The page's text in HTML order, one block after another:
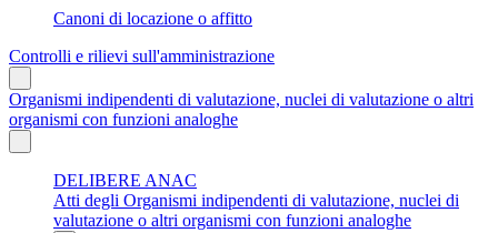
Canoni di locazione o affitto
Controlli e rilievi sull'amministrazione
Organismi indipendenti di valutazione, nuclei di valutazione o altri
organismi con funzioni analoghe
DELIBERE ANAC
Atti degli Organismi indipendenti di valutazione, nuclei di
valutazione o altri organismi con funzioni analoghe